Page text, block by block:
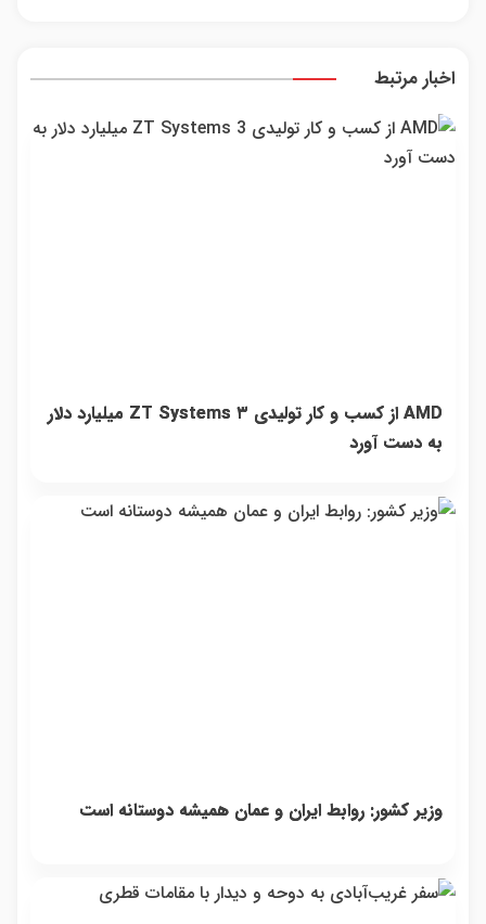
رو
اخبار مرتبط
AMD از کسب و کار تولیدی ZT Systems ۳ میلیارد دلار
به دست آورد
وزیر کشور: روابط ایران و عمان همیشه دوستانه است